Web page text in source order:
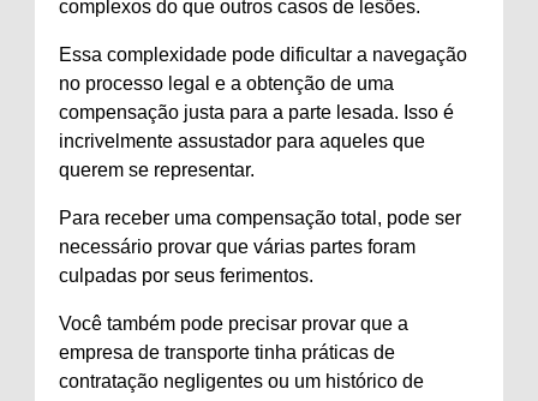
complexos do que outros casos de lesões.
Essa complexidade pode dificultar a navegação
no processo legal e a obtenção de uma
compensação justa para a parte lesada. Isso é
incrivelmente assustador para aqueles que
querem se representar.
Para receber uma compensação total, pode ser
necessário provar que várias partes foram
culpadas por seus ferimentos.
Você também pode precisar provar que a
empresa de transporte tinha práticas de
contratação negligentes ou um histórico de